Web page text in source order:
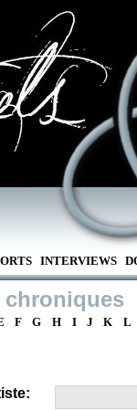
INTERVIEWS
chroniques
F G H I J K L